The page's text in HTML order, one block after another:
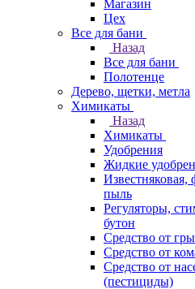
Магазин
Цех
Все для бани
Назад
Все для бани
Полотенце
Дерево, щетки, метла
Химикаты
Назад
Химикаты
Удобрения
Жидкие
Известняковая,
пыль
Регуляторы,
бутон
Средство от
Средство от
Средство от
(пестициды)